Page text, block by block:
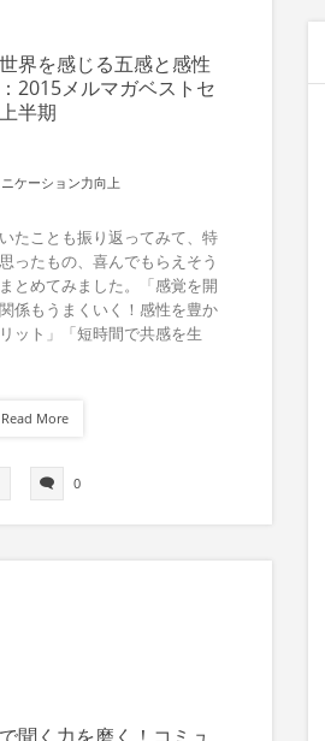
界を感じる五感と感性
2015メルマガベストセ
半期
ケーション力向上
たことも振り返ってみて、特
ったもの、喜んでもらえそう
とめてみました。「感覚を開
係もうまくいく！感性を豊か
ット」「短時間で共感を生
Read More
0